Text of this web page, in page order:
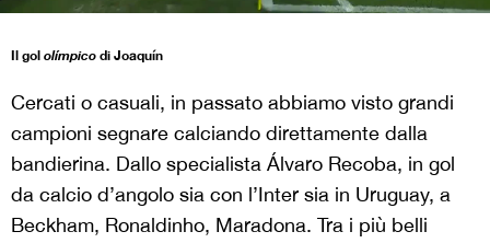
Il gol olímpico di Joaquín
Cercati o casuali, in passato abbiamo visto grandi
campioni segnare calciando direttamente dalla
bandierina. Dallo specialista Álvaro Recoba, in gol
da calcio d’angolo sia con l’Inter sia in Uruguay, a
Beckham, Ronaldinho, Maradona. Tra i più belli